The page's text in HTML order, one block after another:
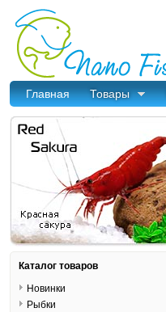
Главная Товары
Каталог товаров
Новинки
Рыбки